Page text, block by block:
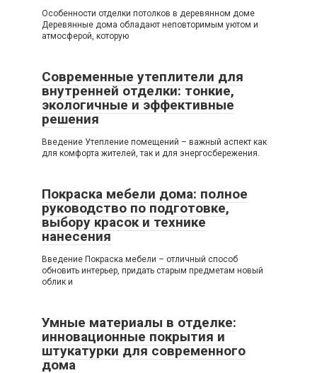
Особенности отделки потолков в деревянном доме
Деревянные дома обладают неповторимым уютом и
атмосферой, которую
Современные утеплители для
внутренней отделки: тонкие,
экологичные и эффективные
решения
Введение Утепление помещений – важный аспект как
для комфорта жителей, так и для энергосбережения.
Покраска мебели дома: полное
руководство по подготовке,
выбору красок и технике
нанесения
Введение Покраска мебели – отличный способ
обновить интерьер, придать старым предметам новый
облик и
Умные материалы в отделке:
инновационные покрытия и
штукатурки для современного
дома